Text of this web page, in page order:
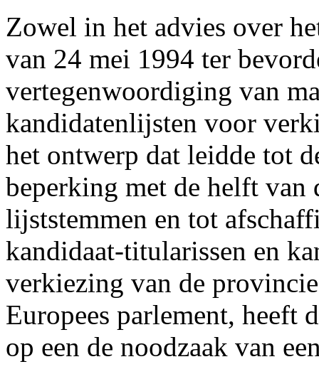
Zowel in het advies over
van 24 mei 1994 ter
vertegenwoordiging van
kandidatenlijsten voor
het ontwerp dat leidde tot
beperking met de helft van
lijststemmen en tot
kandidaat-titularissen en
verkiezing van de
Europees parlement, heeft
op een de noodzaak van